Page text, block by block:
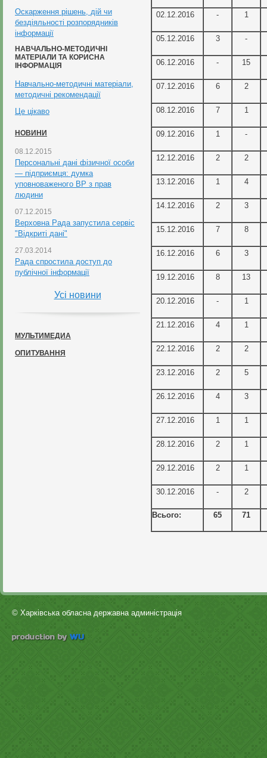
Оскарження рішень, дій чи
бездіяльності розпорядників
інформації
НАВЧАЛЬНО-МЕТОДИЧНІ
МАТЕРІАЛИ ТА КОРИСНА
ІНФОРМАЦІЯ
Навчально-методичні матеріали,
методичні рекомендації
Це цікаво
НОВИНИ
08.12.2015
Персональні дані фізичної особи
— підприємця: думка
уповноваженого ВР з прав
людини
07.12.2015
Верховна Рада запустила сервіс
"Відкриті дані"
27.03.2014
Рада спростила доступ до
публічної інформації
Усі новини
МУЛЬТИМЕДИА
ОПИТУВАННЯ
02.12.2016 - 1
05.12.2016 3 -
06.12.2016 - 15
07.12.2016 6 2
08.12.2016 7 1
09.12.2016 1 -
12.12.2016 2 2
13.12.2016 1 4
14.12.2016 2 3
15.12.2016 7 8
16.12.2016 6 3
19.12.2016 8 13
20.12.2016 - 1
21.12.2016 4 1
22.12.2016 2 2
23.12.2016 2 5
26.12.2016 4 3
27.12.2016 1 1
28.12.2016 2 1
29.12.2016 2 1
30.12.2016 - 2
Всього: 65 71
© Харківська обласна державна админістрація